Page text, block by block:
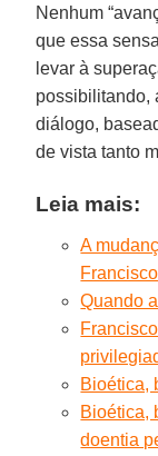
Nenhum
que essa
levar à
possibilitando,
diálogo,
de vista tanto
Leia mais:
A
Francisco
Quando
Bioética,
Bioética,
doentia